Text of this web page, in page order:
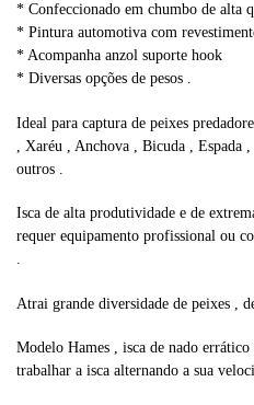
* Confeccionado em chumbo de alta
* Pintura automotiva com
* Acompanha anzol suporte hook
* Diversas opções de pesos .
Ideal para captura de peixes
, Xaréu , Anchova , Bicuda , Espada
outros .
Isca de alta produtividade e de
requer equipamento profissional ou
.
Atrai grande diversidade de peixes ,
Modelo Hames , isca de nado
trabalhar a isca alternando a sua